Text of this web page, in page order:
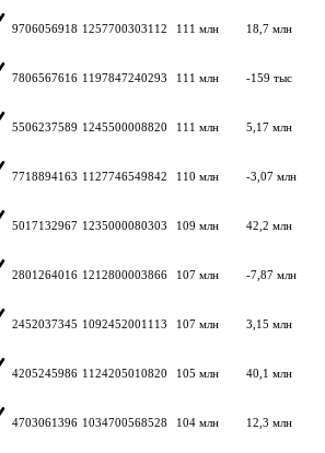
9706056918 1257700303112 111 млн 18,7 млн
7806567616 1197847240293 111 млн -159 тыс
5506237589 1245500008820 111 млн 5,17 млн
7718894163 1127746549842 110 млн -3,07 млн
5017132967 1235000080303 109 млн 42,2 млн
2801264016 1212800003866 107 млн -7,87 млн
2452037345 1092452001113 107 млн 3,15 млн
4205245986 1124205010820 105 млн 40,1 млн
4703061396 1034700568528 104 млн 12,3 млн